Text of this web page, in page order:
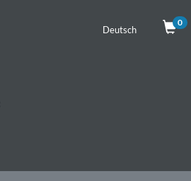
Deutsch
0